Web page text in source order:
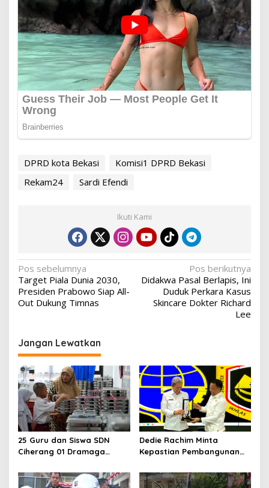
DPRD kota Bekasi
Komisi1 DPRD Bekasi
Rekam24
Sardi Efendi
Ikuti Kami
Navigasi
pos
Pos sebelumnya
Target Piala Dunia 2030,
Presiden Prabowo Siap All-
Out Dukung Timnas
Pos berikutnya
Didakwa Pasal Berlapis, Ini
Duduk Perkara Kasus
Skincare Dokter Richard
Lee
Jangan Lewatkan
25 Guru dan Siswa SDN
Ciherang 01 Dramaga
Makanan Bergizi Gratis
Dedie Rachim Minta
Kepastian Pembangunan
Kemenhub